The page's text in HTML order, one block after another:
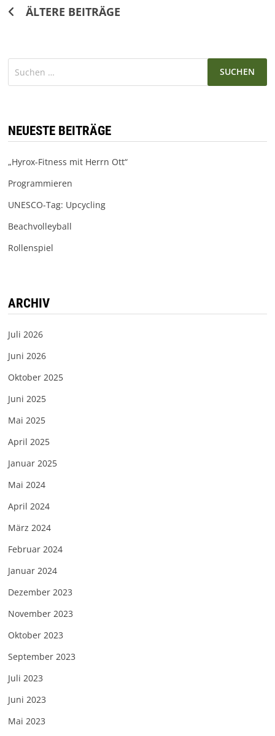
Beitragsnavigation
ÄLTERE BEITRÄGE
NEUESTE BEITRÄGE
„Hyrox-Fitness mit Herrn Ott“
Programmieren
UNESCO-Tag: Upcycling
Beachvolleyball
Rollenspiel
ARCHIV
Juli 2026
Juni 2026
Oktober 2025
Juni 2025
Mai 2025
April 2025
Januar 2025
Mai 2024
April 2024
März 2024
Februar 2024
Januar 2024
Dezember 2023
November 2023
Oktober 2023
September 2023
Juli 2023
Juni 2023
Mai 2023